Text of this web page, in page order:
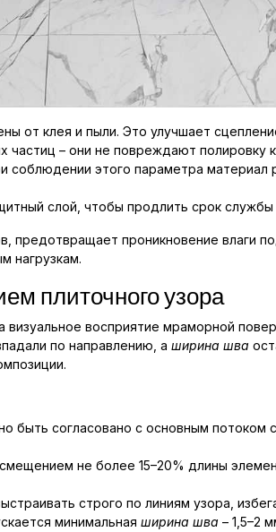
от клея и пыли. Это улучшает
– они не повреждают полировку
соблюдении этого параметра
слой, чтобы продлить срок
предотвращает проникновение влаги
нагрузкам.
плиточного узора
восприятие мраморной
по направлению, а ширина шва
быть согласовано с основным потоком
не более 15–20% длины
строго по линиям узора,
минимальная ширина шва – 1,5–2